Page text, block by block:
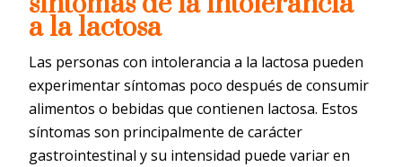
a la lactosa
Las personas con intolerancia a la lactosa pueden
experimentar síntomas poco después de consumir
alimentos o bebidas que contienen lactosa. Estos
síntomas son principalmente de carácter
gastrointestinal y su intensidad puede variar en